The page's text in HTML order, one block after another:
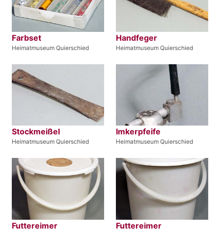
Farbset
Heimatmuseum Quierschied
Handfeger
Heimatmuseum Quierschied
Stockmeißel
Heimatmuseum Quierschied
Imkerpfeife
Heimatmuseum Quierschied
Futtereimer Futtereimer